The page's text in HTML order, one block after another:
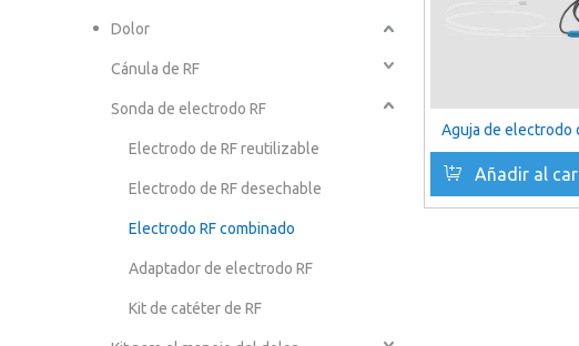
Dolor
Cánula de RF
Sonda de electrodo RF
Electrodo de RF reutilizable
Electrodo de RF desechable
Electrodo RF combinado
Adaptador de electrodo RF
Kit de catéter de RF
Aguja de electrodo
Añadir al